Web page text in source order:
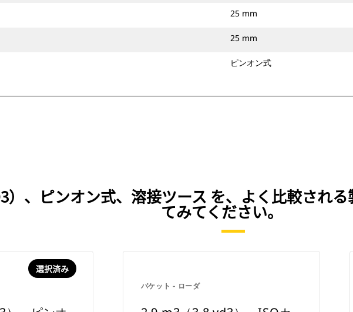
25 mm
25 mm
ピンオン式
）、ピンオン式、溶接ツース を、よく比較され
てみてください。
選択済み
バケット - ローダ